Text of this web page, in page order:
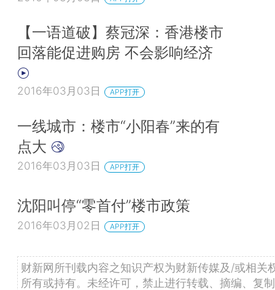
【一语道破】蔡冠深：香港楼市
回落能促进购房 不会影响经济
2016年03月03日 APP打开
一线城市：楼市“小阳春”来的有
点大
2016年03月03日 APP打开
沈阳叫停“零首付”楼市政策
2016年03月02日 APP打开
财新网所刊载内容之知识产权为财新传媒及/或相关
所有或持有。未经许可，禁止进行转载、摘编、复